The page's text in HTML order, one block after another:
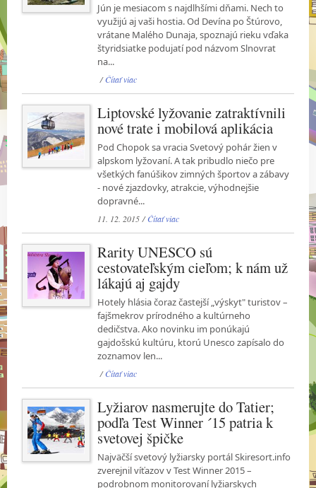
Jún je mesiacom s najdlhšími dňami. Nech to
využijú aj vaši hostia. Od Devína po Štúrovo,
vrátane Malého Dunaja, spoznajú rieku vďaka
štyridsiatke podujatí pod názvom Slnovrat
na...
/Čítať viac
Liptovské lyžovanie zatraktívnili
nové trate i mobilová aplikácia
Pod Chopok sa vracia Svetový pohár žien v
alpskom lyžovaní. A tak pribudlo niečo pre
všetkých fanúšikov zimných športov a zábavy
- nové zjazdovky, atrakcie, výhodnejšie
dopravné...
11. 12. 2015 /Čítať viac
Rarity UNESCO sú
cestovateľským cieľom; k nám už
lákajú aj gajdy
Hotely hlásia čoraz častejší „výskyt" turistov –
fajšmekrov prírodného a kultúrneho
dedičstva. Ako novinku im ponúkajú
gajdošskú kultúru, ktorú Unesco zapísalo do
zoznamov len...
/Čítať viac
Lyžiarov nasmerujte do Tatier;
podľa Test Winner ´15 patria k
svetovej špičke
Najväčší svetový lyžiarsky portál Skiresort.info
zverejnil víťazov v Test Winner 2015 –
podrobnom monitorovaní lyžiarskych